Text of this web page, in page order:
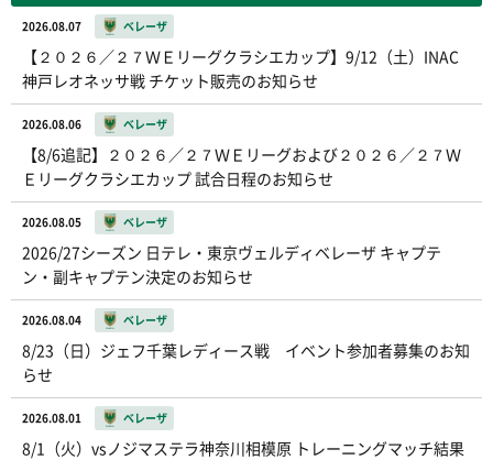
2026.08.07 ベレーザ
【２０２６／２７ＷＥリーグクラシエカップ】9/12（土）INAC
神戸レオネッサ戦 チケット販売のお知らせ
2026.08.06 ベレーザ
【8/6追記】２０２６／２７ＷＥリーグおよび２０２６／２７Ｗ
Ｅリーグクラシエカップ 試合日程のお知らせ
2026.08.05 ベレーザ
2026/27シーズン 日テレ・東京ヴェルディベレーザ キャプテ
ン・副キャプテン決定のお知らせ
2026.08.04 ベレーザ
8/23（日）ジェフ千葉レディース戦 イベント参加者募集のお知
らせ
2026.08.01 ベレーザ
8/1（火）vsノジマステラ神奈川相模原 トレーニングマッチ結果